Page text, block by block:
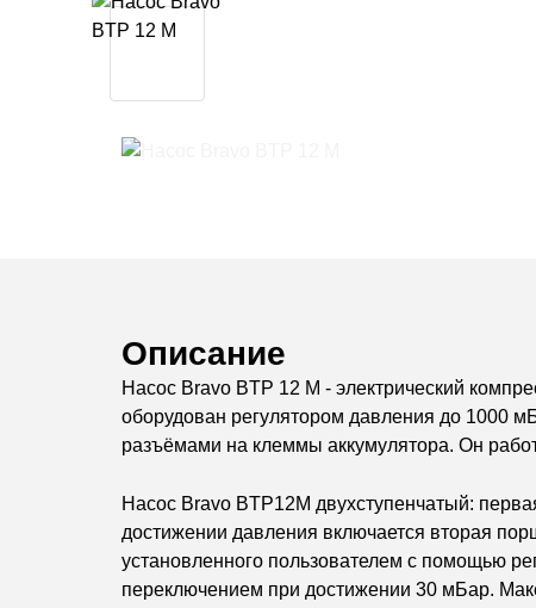
Описание
Насос Bravo BTP 12 M - электрический
оборудован регулятором давления до 1000
разъёмами на клеммы аккумулятора. Он
Насос Bravo BTP12M двухступенчатый:
достижении давления включается вторая
установленного пользователем с помощью
переключением при достижении 30 мБар.